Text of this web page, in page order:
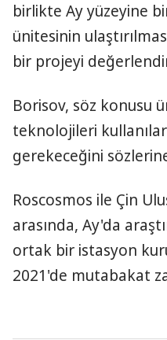
birlikte Ay yüzeyine
ünitesinin
bir projeyi
Borisov, söz konusu
teknolojileri
gerekeceğini
Roscosmos ile Çin
arasında, Ay'da
ortak bir istasyon
2021'de mutabakat